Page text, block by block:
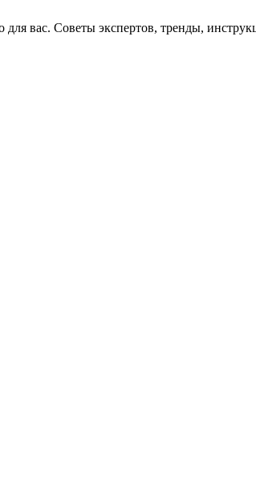
вас. Советы экспертов, тренды,